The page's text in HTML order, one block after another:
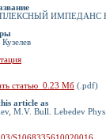
ИМПЕДАНС
статью 0.23 Мб (.pdf)
article as
M.V. Bull. Lebedev